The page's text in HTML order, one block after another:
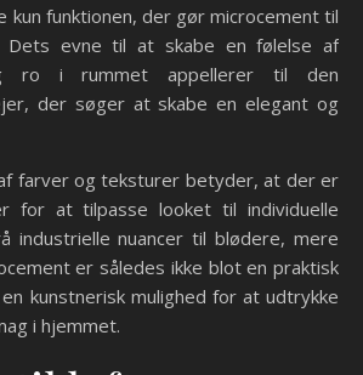
kun funktionen, der gør microcement til
evne til at skabe en følelse af
ro i rummet appellerer til den
der søger at skabe en elegant og
farver og teksturer betyder, at der er
for at tilpasse looket til individuelle
industrielle nuancer til blødere, mere
er således ikke blot en praktisk
kunstnerisk mulighed for at udtrykke
i hjemmet.